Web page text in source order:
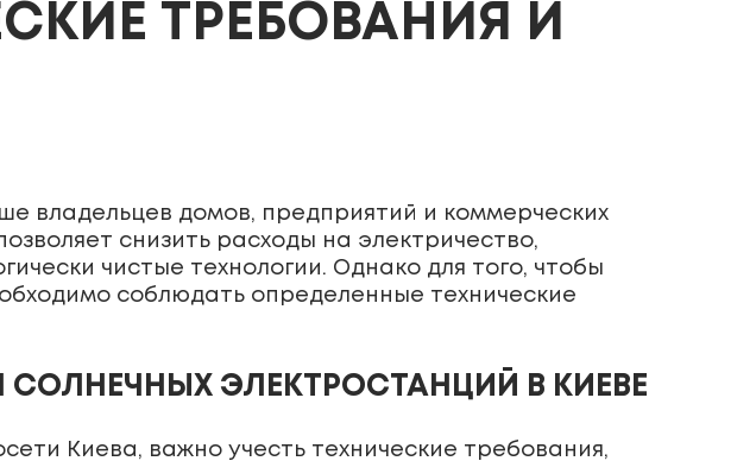
ТРЕБОВАНИЯ И
владельцев домов, предприятий и коммерческих
снизить расходы на электричество,
чистые технологии. Однако для того, чтобы
соблюдать определенные технические
ЭЛЕКТРОСТАНЦИЙ В КИЕВЕ
Киева, важно учесть технические требования,